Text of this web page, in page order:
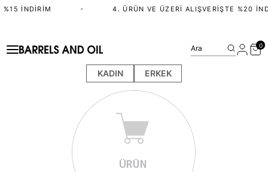
İNDIRIM • 4. ÜRÜN VE ÜZERI ALIŞVERIŞTE %20
KADIN ERKEK
Ara 0